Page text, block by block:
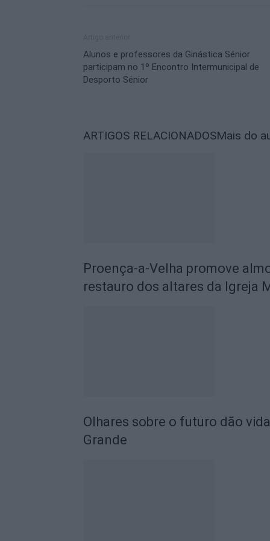
Alunos e professores da Ginástica Sénior
participam no 1º Encontro Intermunicipal de
Desporto Sénior
ARTIGOS RELACIONADOSMais do
Proença-a-Velha promove
restauro dos altares da Igreja
Olhares sobre o futuro dão
Grande